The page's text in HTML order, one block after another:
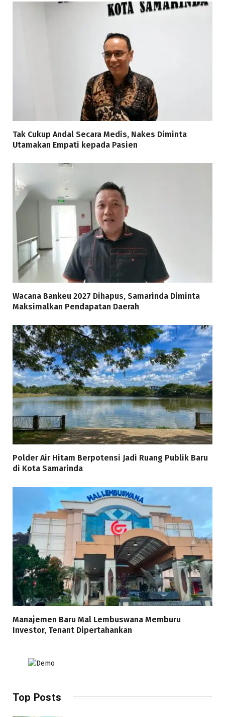
Tak Cukup Andal Secara Medis, Nakes Diminta
Utamakan Empati kepada Pasien
Wacana Bankeu 2027 Dihapus, Samarinda Diminta
Maksimalkan Pendapatan Daerah
Polder Air Hitam Berpotensi Jadi Ruang Publik Baru
di Kota Samarinda
Manajemen Baru Mal Lembuswana Memburu
Investor, Tenant Dipertahankan
Top Posts